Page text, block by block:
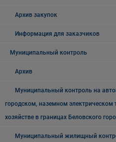
Архив закупок
Информация для заказчиков
Муниципальный контроль
Архив
Муниципальный контроль на
городском, наземном электрическом
хозяйстве в границах Беловского
Муниципальный жилищный